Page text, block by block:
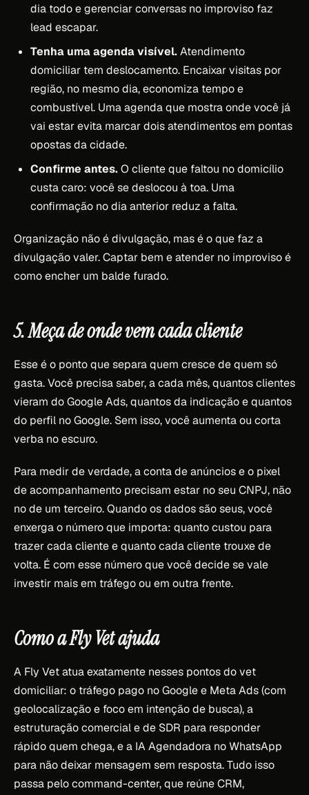
dia todo e gerenciar conversas no improviso faz
lead escapar.
Tenha uma agenda visível.Atendimento
domiciliar tem deslocamento. Encaixar visitas por
região, no mesmo dia, economiza tempo e
combustível. Uma agenda que mostra onde você já
vai estar evita marcar dois atendimentos em pontas
opostas da cidade.
Confirme antes.O cliente que faltou no domicílio
custa caro: você se deslocou à toa. Uma
confirmação no dia anterior reduz a falta.
Organização não é divulgação, mas é o que faz a
divulgação valer. Captar bem e atender no improviso é
como encher um balde furado.
5. Meça de onde vem cada cliente
Esse é o ponto que separa quem cresce de quem só
gasta. Você precisa saber, a cada mês, quantos clientes
vieram do Google Ads, quantos da indicação e quantos
do perfil no Google. Sem isso, você aumenta ou corta
verba no escuro.
Para medir de verdade, a conta de anúncios e o pixel
de acompanhamento precisam estar no seu CNPJ, não
no de um terceiro. Quando os dados são seus, você
enxerga o número que importa: quanto custou para
trazer cada cliente e quanto cada cliente trouxe de
volta. É com esse número que você decide se vale
investir mais em tráfego ou em outra frente.
Como a Fly Vet ajuda
A Fly Vet atua exatamente nesses pontos do vet
domiciliar: o tráfego pago no Google e Meta Ads (com
geolocalização e foco em intenção de busca), a
estruturação comercial e de SDR para responder
rápido quem chega, e a IA Agendadora no WhatsApp
para não deixar mensagem sem resposta. Tudo isso
passa pelo command-center, que reúne CRM,